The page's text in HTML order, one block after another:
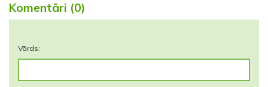
Komentāri (0)
Vārds: